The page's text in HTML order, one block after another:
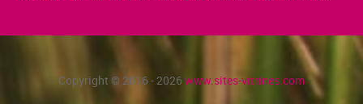
Copyright © 2016 - 2026www.sites-vitrines.com